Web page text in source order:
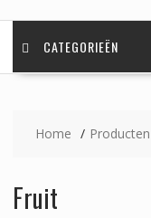
CATEGORIEËN
Home Producten
Fruit